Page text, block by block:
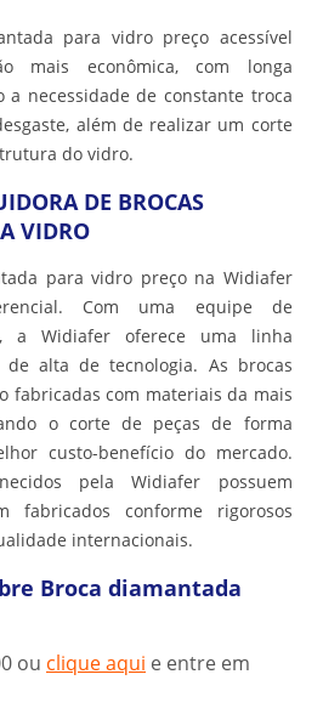
para vidro preço acessível
mais econômica, com longa
necessidade de constante troca
além de realizar um corte
do vidro.
DE BROCAS
VIDRO
para vidro preçona Widiafer
Com uma equipe de
a Widiafer oferece uma linha
alta de tecnologia. As brocas
fabricadas com materiais da mais
o corte de peças de forma
custo-benefício do mercado.
pela Widiafer possuem
fabricados conforme rigorosos
internacionais.
Broca diamantada
ou clique aqui e entre em